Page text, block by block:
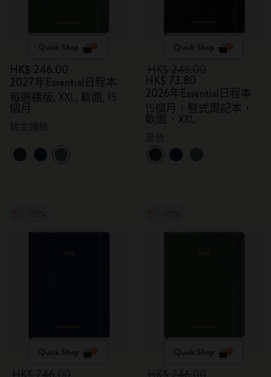
Quick Shop
HK$ 246.00
2027年Essential日程本
每週橫版, XXL, 軟面, 15
個月
Quick Shop
HK$ 73.80
2026年Essential日程本
15個月，竪式周記本，
軟面，XXL
Quick Shop Quick Shop